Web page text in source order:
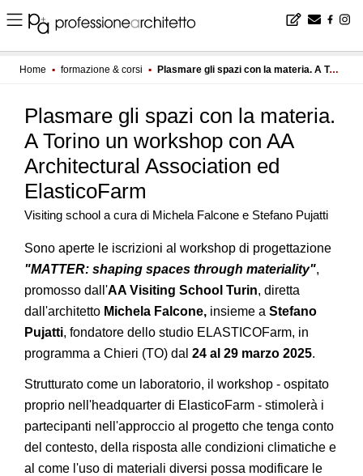
Home ▪ formazione & corsi ▪ Plasmare gli spazi con la materia. A Torino un workshop con AA Architectural Association ed ElasticoFarm
Plasmare gli spazi con la materia.
A Torino un workshop con AA
Architectural Association ed
ElasticoFarm
Visiting school a cura di Michela Falcone e Stefano Pujatti
Sono aperte le iscrizioni al workshop di progettazione
"MATTER: shaping spaces through materiality",
promosso dall'AA Visiting School Turin, diretta
dall'architetto Michela Falcone, insieme a Stefano
Pujatti, fondatore dello studio ELASTICOFarm, in
programma a Chieri (TO) dal 24 al 29 marzo 2025.
Strutturato come un laboratorio, il workshop - ospitato
proprio nell'headquarter di ElasticoFarm - stimolerà i
partecipanti nell'approccio al progetto che tenga conto
del contesto, della risposta alle condizioni climatiche e
al come l'uso di materiali diversi possa modificare le